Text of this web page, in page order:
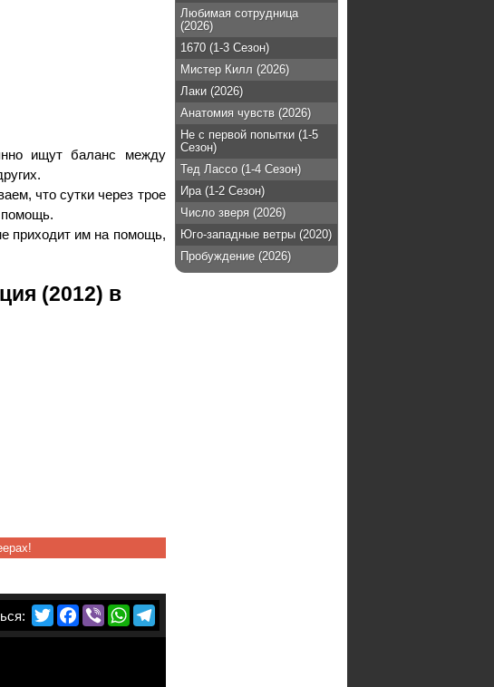
Любимая сотрудница
(2026)
1670 (1-3 Сезон)
Мистер Килл (2026)
Лаки (2026)
Анатомия чувств (2026)
Не с первой попытки (1-5
Сезон)
Тед Лассо (1-4 Сезон)
Ира (1-2 Сезон)
Число зверя (2026)
Юго-западные ветры (2020)
Пробуждение (2026)
ищут баланс между
что сутки через трое
помощь.
приходит им на помощь,
(2012) в
TwitterFacebook
ViberWhatsApp
Telegram